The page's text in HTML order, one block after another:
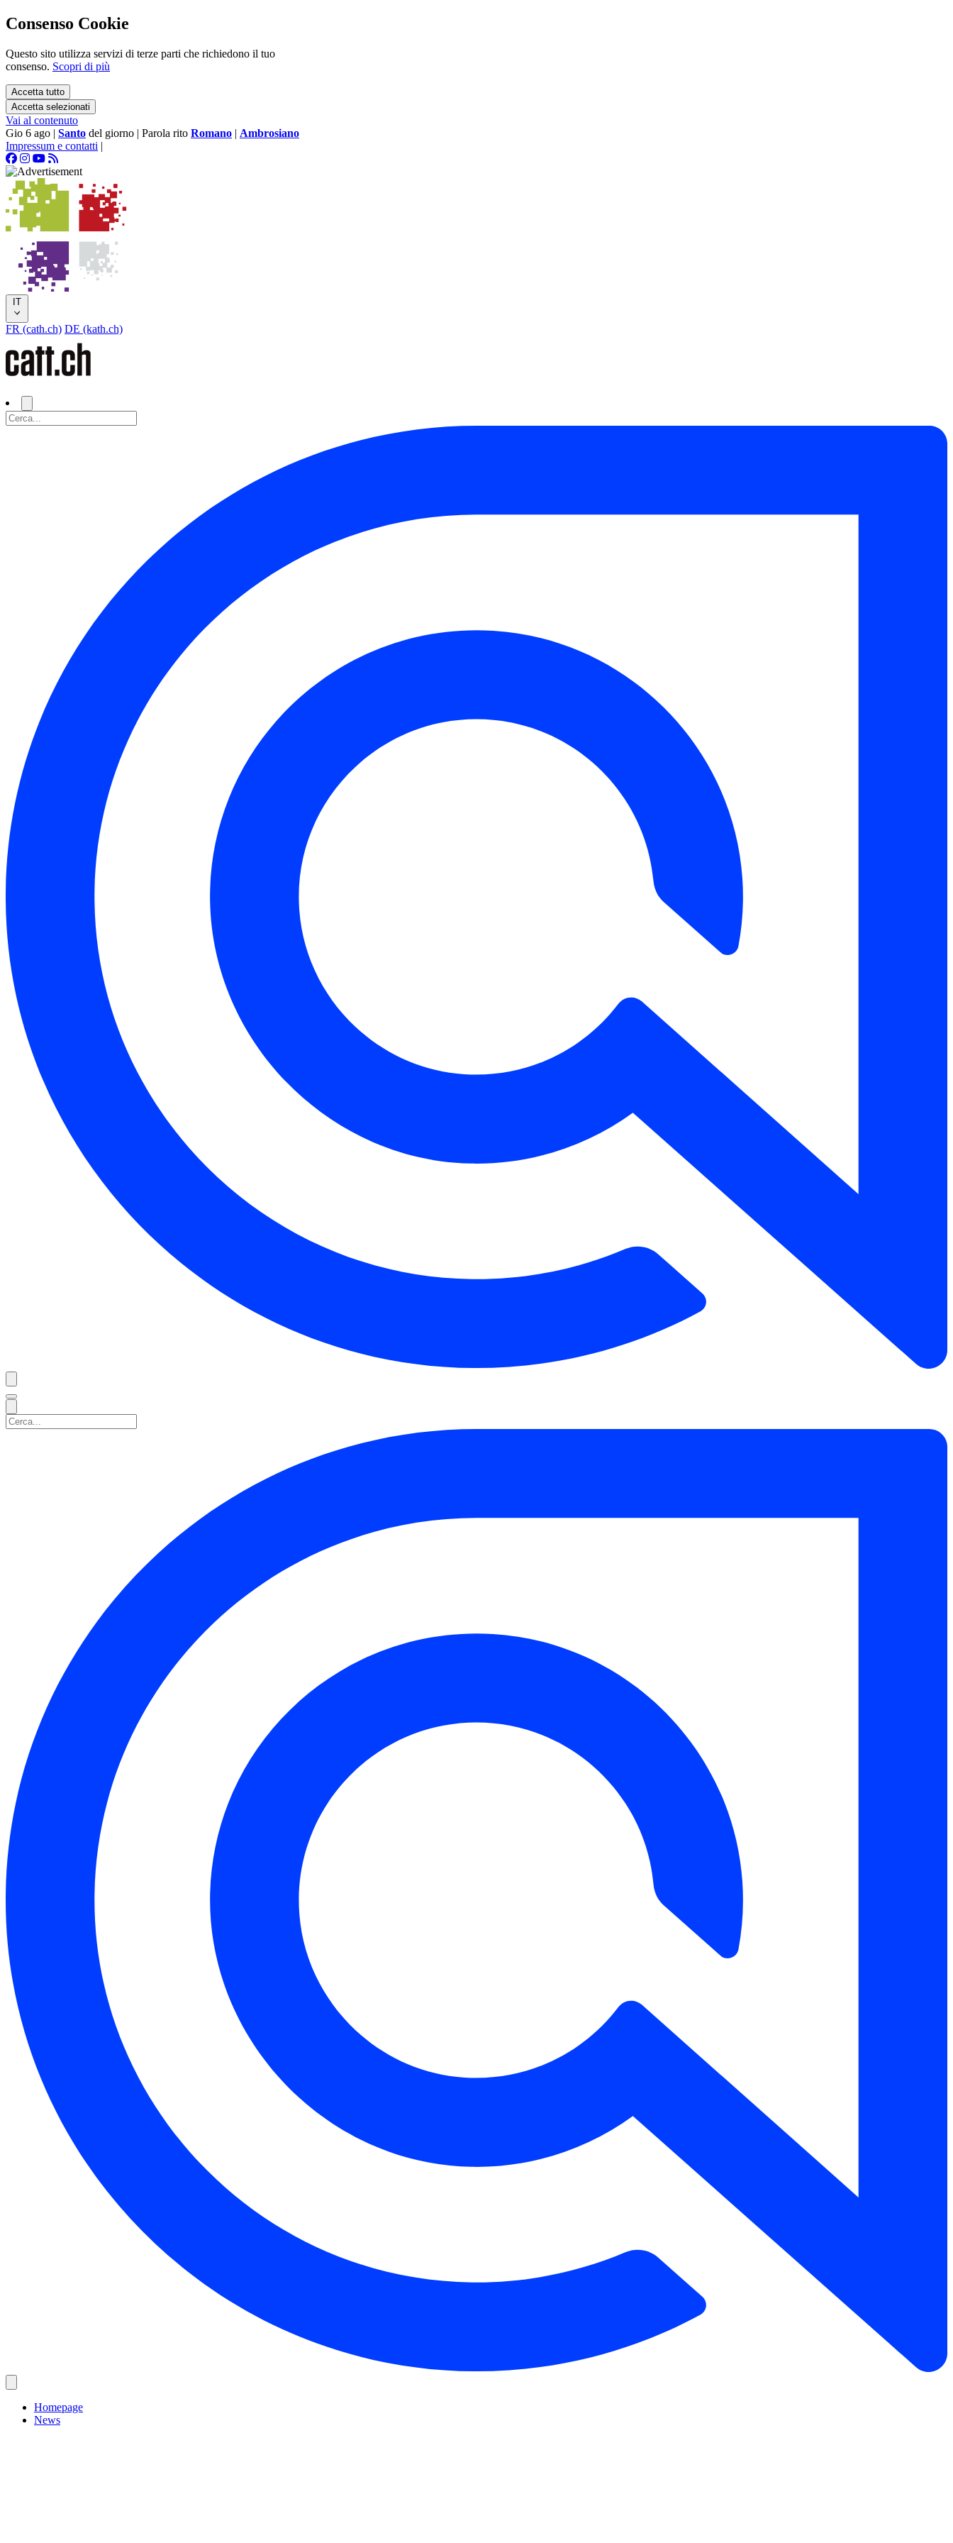
Consenso Cookie
Questo sito utilizza servizi di terze parti che richiedono il tuo
consenso. Scopri di più
Accetta tutto
Accetta selezionati
Vai al contenuto
Gio 6 ago | Santo del giorno | Parola rito Romano | Ambrosiano
Impressum e contatti |
IT
FR (cath.ch) DE (kath.ch)
Homepage
News